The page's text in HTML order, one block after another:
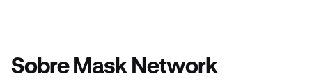
Sobre Mask Network